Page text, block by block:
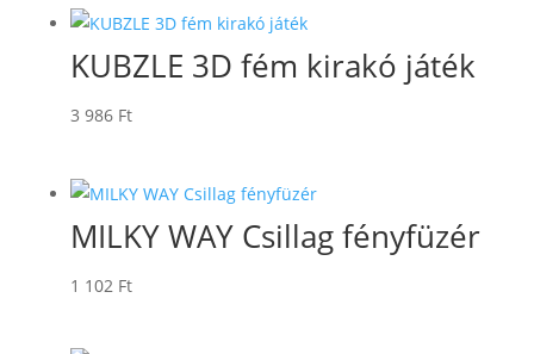
KUBZLE 3D fém kirakó játék
3 986 Ft
MILKY WAY Csillag fényfüzér
1 102 Ft